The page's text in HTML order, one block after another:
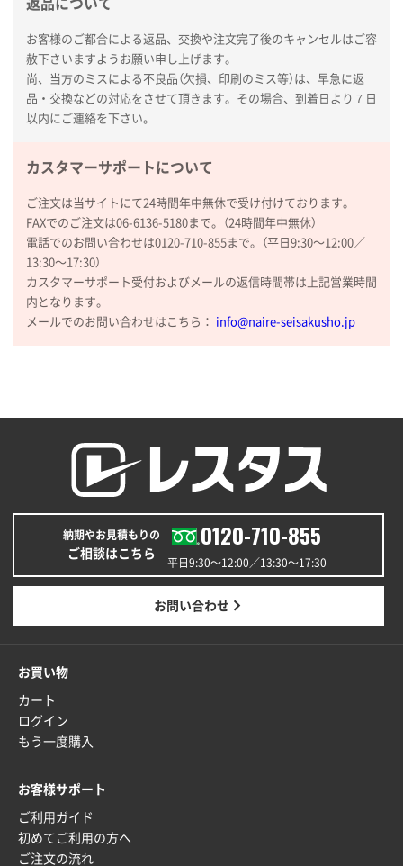
返品について
お客様のご都合による返品、交換や注文完了後のキャンセルはご容
赦下さいますようお願い申し上げます。
尚、当方のミスによる不良品（欠損、印刷のミス等）は、早急に返
品・交換などの対応をさせて頂きます。その場合、到着日より７日
以内にご連絡を下さい。
カスタマーサポートについて
ご注文は当サイトにて24時間年中無休で受け付けております。
FAXでのご注文は06-6136-5180まで。（24時間年中無休）
電話でのお問い合わせは0120-710-855まで。（平日9:30〜12:00／
13:30〜17:30）
カスタマーサポート受付およびメールの返信時間帯は上記営業時間
内となります。
メールでのお問い合わせはこちら： info@naire-seisakusho.jp
納期やお見積もりの
ご相談はこちら
0120-710-855
平日9:30〜12:00／13:30〜17:30
お問い合わせ
お買い物
カート
ログイン
もう一度購入
お客様サポート
ご利用ガイド
初めてご利用の方へ
ご注文の流れ